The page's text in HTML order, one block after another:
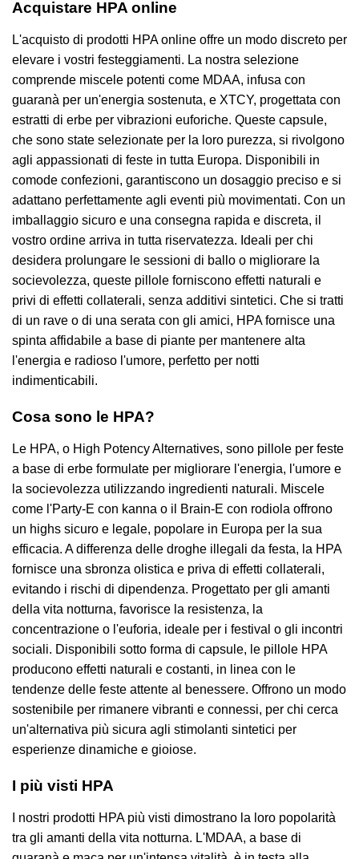
Acquistare HPA online
L'acquisto di prodotti HPA online offre un modo discreto per
elevare i vostri festeggiamenti. La nostra selezione
comprende miscele potenti come MDAA, infusa con
guaranà per un'energia sostenuta, e XTCY, progettata con
estratti di erbe per vibrazioni euforiche. Queste capsule,
che sono state selezionate per la loro purezza, si rivolgono
agli appassionati di feste in tutta Europa. Disponibili in
comode confezioni, garantiscono un dosaggio preciso e si
adattano perfettamente agli eventi più movimentati. Con un
imballaggio sicuro e una consegna rapida e discreta, il
vostro ordine arriva in tutta riservatezza. Ideali per chi
desidera prolungare le sessioni di ballo o migliorare la
socievolezza, queste pillole forniscono effetti naturali e
privi di effetti collaterali, senza additivi sintetici. Che si tratti
di un rave o di una serata con gli amici, HPA fornisce una
spinta affidabile a base di piante per mantenere alta
l'energia e radioso l'umore, perfetto per notti
indimenticabili.
Cosa sono le HPA?
Le HPA, o High Potency Alternatives, sono pillole per feste
a base di erbe formulate per migliorare l'energia, l'umore e
la socievolezza utilizzando ingredienti naturali. Miscele
come l'Party-E con kanna o il Brain-E con rodiola offrono
un highs sicuro e legale, popolare in Europa per la sua
efficacia. A differenza delle droghe illegali da festa, la HPA
fornisce una sbronza olistica e priva di effetti collaterali,
evitando i rischi di dipendenza. Progettato per gli amanti
della vita notturna, favorisce la resistenza, la
concentrazione o l'euforia, ideale per i festival o gli incontri
sociali. Disponibili sotto forma di capsule, le pillole HPA
producono effetti naturali e costanti, in linea con le
tendenze delle feste attente al benessere. Offrono un modo
sostenibile per rimanere vibranti e connessi, per chi cerca
un'alternativa più sicura agli stimolanti sintetici per
esperienze dinamiche e gioiose.
I più visti HPA
I nostri prodotti HPA più visti dimostrano la loro popolarità
tra gli amanti della vita notturna. L'MDAA, a base di